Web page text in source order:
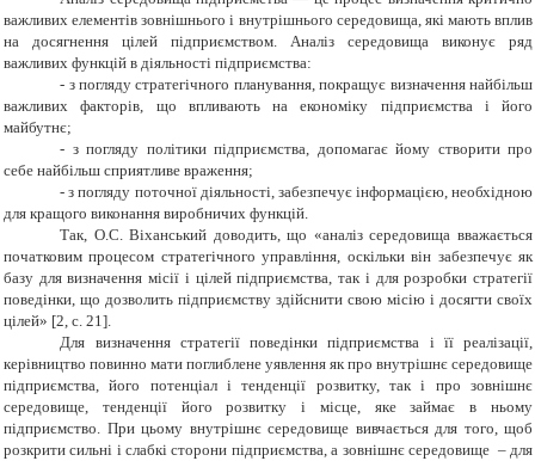
важливих елементів зовнішнього і внутрішнього середовища, які мають вплив
на досягнення цілей підприємством. Аналіз середовища виконує ряд
важливих функцій в діяльності підприємства:
- з погляду стратегічного планування, покращує визначення найбільш
важливих факторів, що впливають на економіку підприємства і його
майбутнє;
- з погляду політики підприємства, допомагає йому створити про
себе найбільш сприятливе враження;
- з погляду поточної діяльності, забезпечує інформацією, необхідною
для кращого виконання виробничих функцій.
Так, О.С. Віханський доводить, що «аналіз середовища вважається
початковим процесом стратегічного управління, оскільки він забезпечує як
базу для визначення місії і цілей підприємства, так і для розробки стратегії
поведінки, що дозволить підприємству здійснити свою місію і досягти своїх
цілей» [2, с. 21].
Для визначення стратегії поведінки підприємства і її реалізації,
керівництво повинно мати поглиблене уявлення як про внутрішнє середовище
підприємства, його потенціал і тенденції розвитку, так і про зовнішнє
середовище, тенденції його розвитку і місце, яке займає в ньому
підприємство. При цьому внутрішнє середовище вивчається для того, щоб
розкрити сильні і слабкі сторони підприємства, а зовнішнє середовище – для